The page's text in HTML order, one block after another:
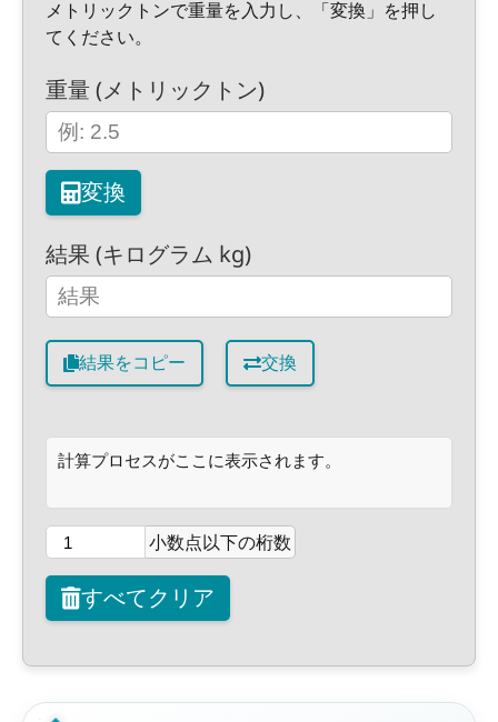
メトリックトンで重量を入力し、「変換」を押し
てください。
重量 (メトリックトン)
変換
結果 (キログラム kg)
結果をコピー 交換
計算プロセスがここに表示されます。
小数点以下の桁数
すべてクリア